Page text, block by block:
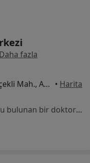
Daha fazla
Sanatoryum Cad.No:119 Çiçeçekli Mah., Ankara • Harita
Bu kurumda online uygunluğu bulunan bir doktor veya uzman bulunamadı